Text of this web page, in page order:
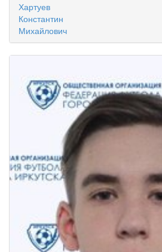
Хартуев
Константин
Михайлович